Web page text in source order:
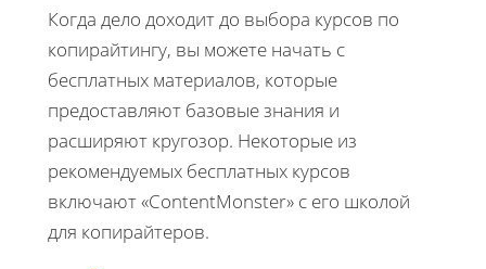
Когда дело доходит до выбора курсов по
копирайтингу, вы можете начать с
бесплатных материалов, которые
предоставляют базовые знания и
расширяют кругозор. Некоторые из
рекомендуемых бесплатных курсов
включают «ContentMonster» с его школой
для копирайтеров.